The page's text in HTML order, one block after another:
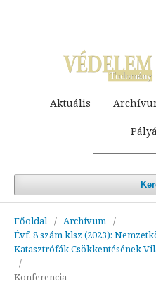
Aktuális
Főoldal / Archívum
/
Évf. 8 szám klsz (2023):
Katasztrófák Csökkentésének
/
Konferencia